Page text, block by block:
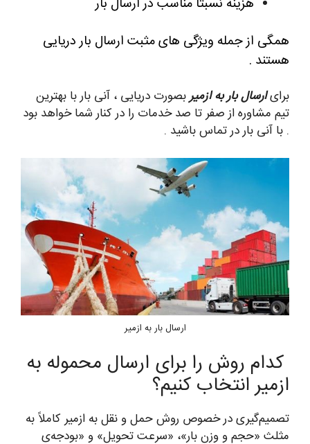
هزینه نسبتا مناسب در ارسال بار
همگی از جمله ویژگی های مثبت ارسال بار دریایی
هستند .
برایارسال بار به ازمیربصورت دریایی ، آنی بار با بهترین
تیم مشاوره از صفر تا صد خدمات را در کنار شما خواهد بود
. با آنی بار در تماس باشید .
ارسال بار به ازمیر
کدام روش را برای ارسال محموله به
ازمیر انتخاب کنیم؟
تصمیم‌گیری در خصوص روش حمل و نقل به ازمیر کاملاً به
مثلث «حجم و وزن بار»، «سرعت تحویل» و «بودجه‌ی